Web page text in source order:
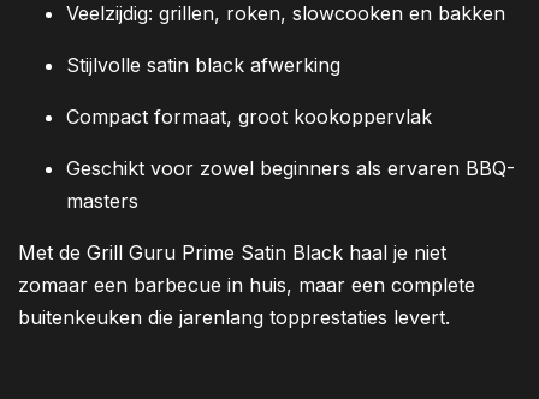
Veelzijdig: grillen, roken, slowcooken en bakken
Stijlvolle satin black afwerking
Compact formaat, groot kookoppervlak
Geschikt voor zowel beginners als ervaren BBQ-
masters
Met de Grill Guru Prime Satin Black haal je niet
zomaar een barbecue in huis, maar een complete
buitenkeuken die jarenlang topprestaties levert.